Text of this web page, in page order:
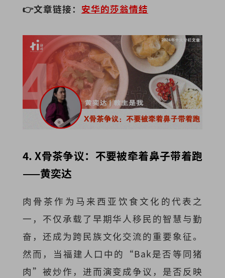
👉文章链接： 安华的莎翁情结
4. X骨茶争议：不要被牵着鼻子带着跑
——黄奕达
肉骨茶作为马来西亚饮食文化的代表之
一，不仅承载了早期华人移民的智慧与勤
奋，还成为跨民族文化交流的重要象征。
然而，当福建人口中的“Bak是否等同猪
肉”被炒作，进而演变成争议，是否反映